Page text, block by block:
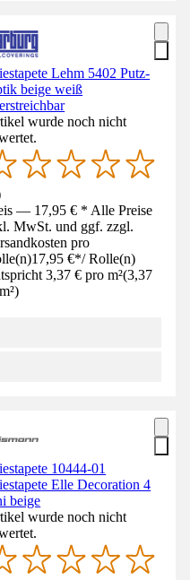
Lehm 5402 Putz-
beige weiß
wurde noch nicht
— 17,95 € * Alle Preise
MwSt. und ggf. zzgl.
pro
17,95 €*/ Rolle(n)
3,37 € pro m²(3,37
m²)
10444-01
Elle Decoration 4
beige
wurde noch nicht